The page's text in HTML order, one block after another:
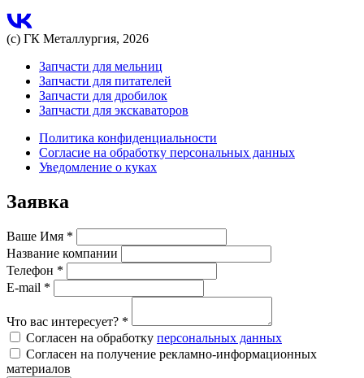
(с) ГК Металлургия, 2026
Запчасти для мельниц
Запчасти для питателей
Запчасти для дробилок
Запчасти для экскаваторов
Политика конфиденциальности
Согласие на обработку персональных данных
Уведомление о куках
Заявка
Ваше Имя *
Название компании
Телефон *
E-mail *
Что вас интересует? *
Согласен на обработку персональных данных
Согласен на получение рекламно-информационных
материалов